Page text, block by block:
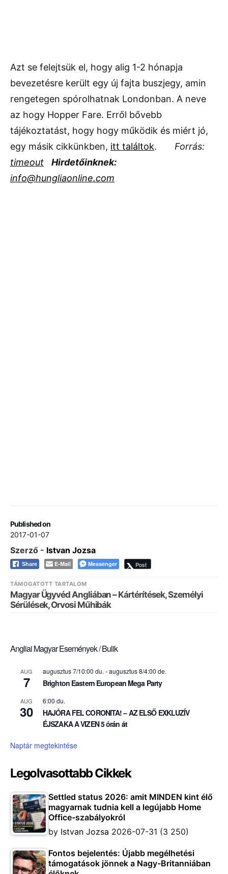
Published on
2017-01-07
Azt se felejtsük el, hogy alig 1-2 hónapja
bevezetésre került egy új fajta buszjegy, amin
rengetegen spórolhatnak Londonban. A neve
az hogy Hopper Fare. Erről bővebb
tájékoztatást, hogy hogy működik és miért jó,
egy másik cikkünkben, itt találtok. Forrás:
timeout
Hirdetőinknek:
info@hungliaonline.com
Szerző - Istvan Jozsa
Share E-Mail Messenger Post
TÁMOGATOTT TARTALOM
Magyar Ügyvéd Angliában – Kártérítések, Személyi
Sérülések, Orvosi Műhibák
Angliai Magyar Események / Bulik
AUG
7
augusztus 7/10:00 du. -augusztus 8/4:00 de.
Brighton Eastern European Mega Party
AUG
30
6:00 du.
HAJÓRA FEL CORONITA! – AZ ELSŐ EXKLUZÍV
ÉJSZAKA A VIZEN 5 órán át
Naptár megtekintése
Legolvasottabb Cikkek
Settled status 2026: amit MINDEN kint élő
magyarnak tudnia kell a legújabb Home
Office-szabályokról
by Istvan Jozsa 2026-07-31 (3 250)
Fontos bejelentés: Újabb megélhetési
támogatások jönnek a Nagy-Britanniában